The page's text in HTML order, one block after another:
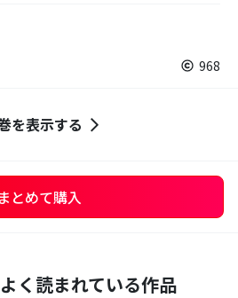
968
を表示する
まとめて購入
く読まれている作品